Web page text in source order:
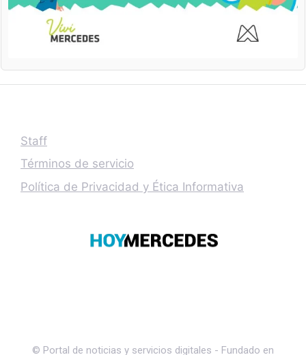
Staff
Términos de servicio
Política de Privacidad y Ética Informativa
© Portal de noticias y servicios digitales - Fundado en